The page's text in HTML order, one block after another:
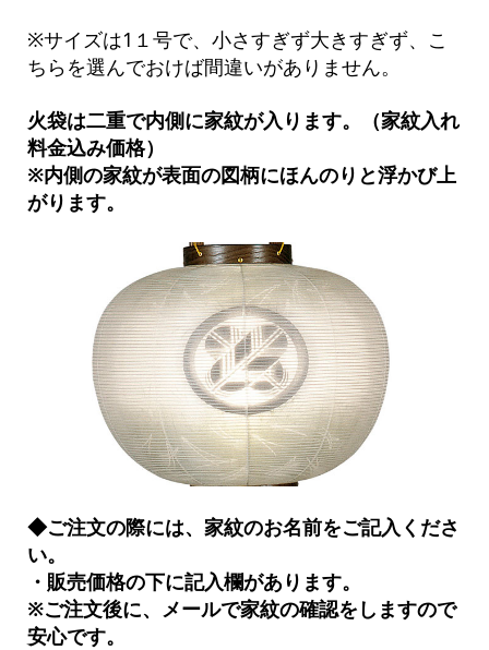
※サイズは1１号で、小さすぎず大きすぎず、こ
ちらを選んでおけば間違いがありません。
火袋は二重で内側に家紋が入ります。（家紋入れ
料金込み価格）
※内側の家紋が表面の図柄にほんのりと浮かび上
がります。
◆ご注文の際には、 家紋のお名前をご記入くださ
い。
・販売価格の下に記入欄があります。
※ご注文後に、メールで家紋の確認をしますので
安心です。